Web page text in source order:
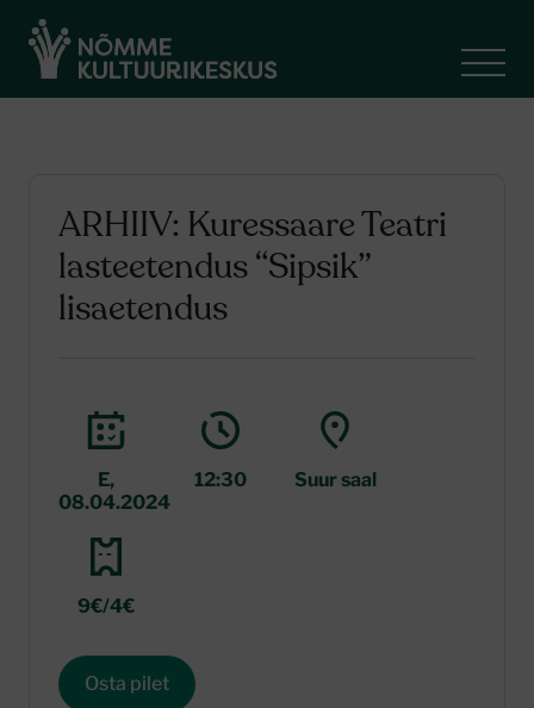
ARHIIV: Kuressaare Teatri
lasteetendus “Sipsik”
lisaetendus
E,
08.04.2024
12:30 Suur saal
9€/4€
Osta pilet